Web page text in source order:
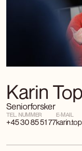
Karin
Seniorforsker
TEL. NUMMER
+45 30 85 51 77
E-MAIL